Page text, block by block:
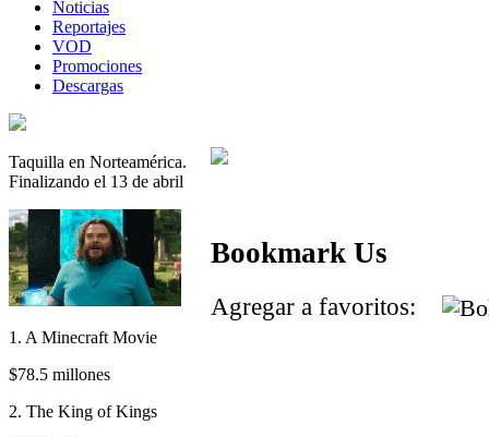
Noticias
Reportajes
VOD
Promociones
Descargas
Taquilla en Norteamérica.
Finalizando el 13 de abril
1. A Minecraft Movie
$78.5 millones
2. The King of Kings
Bookmark Us
Agregar a favoritos: